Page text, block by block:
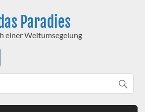
Paradies
einer Weltumsegelung